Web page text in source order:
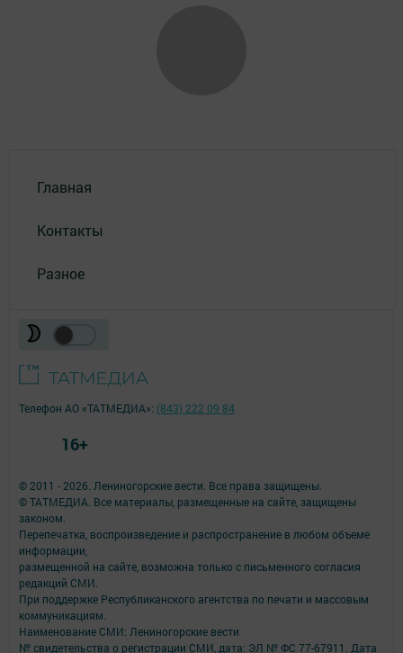
Главная
Контакты
Разное
© 2011 - 2026. Лениногорские вести. Все права защищены.
© ТАТМЕДИА. Все материалы, размещенные на сайте, защищены
законом.
Перепечатка, воспроизведение и распространение в любом объеме
информации,
размещенной на сайте, возможна только с письменного согласия
редакций СМИ.
При поддержке Республиканского агентства по печати и массовым
коммуникациям.
Наименование СМИ: Лениногорские вести
№ свидетельства о регистрации СМИ, дата: ЭЛ № ФС 77-67911. Дата
Телефон АО «ТАТМЕДИА»: (843) 222 09 84
16+